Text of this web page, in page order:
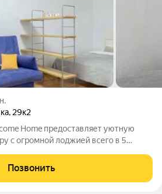
, 29к2
Home предоставляет уютную
с огромной лоджией всего в 5
детская и спортивная
Заезд до
Позвонить